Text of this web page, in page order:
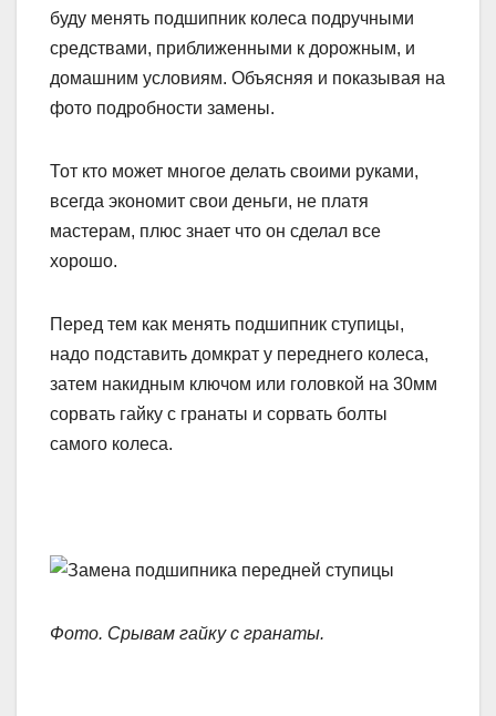
буду менять подшипник колеса подручными
средствами, приближенными к дорожным, и
домашним условиям. Объясняя и показывая на
фото подробности замены.
Тот кто может многое делать своими руками,
всегда экономит свои деньги, не платя
мастерам, плюс знает что он сделал все
хорошо.
Перед тем как менять подшипник ступицы,
надо подставить домкрат у переднего колеса,
затем накидным ключом или головкой на 30мм
сорвать гайку с гранаты и сорвать болты
самого колеса.
Фото. Срывам гайку с гранаты.